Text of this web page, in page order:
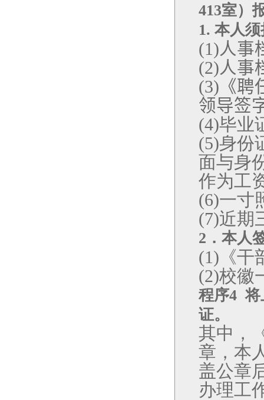
413室）
1. 本人
(1)人事
(2)人事
(3) 《
领导签
(4)毕业
(5)身份
面与身
作为工
(6)一寸
(7)近期
2 ．本人
(1) 《
(2)校徽
程序4将
证。
其中，
章，本
盖公章
办理工